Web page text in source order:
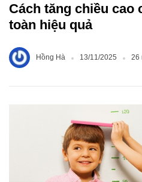
Cách tăng chiều cao
toàn hiệu quả
Hồng Hà 13/11/2025 26